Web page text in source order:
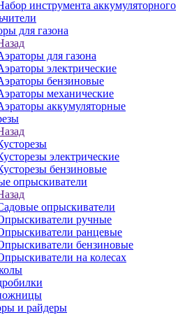
инструмента аккумуляторного
для газона
для газона
электрические
бензиновые
механические
аккумуляторные
электрические
бензиновые
опрыскиватели
опрыскиватели
ручные
ранцевые
бензиновые
на колесах
и райдеры